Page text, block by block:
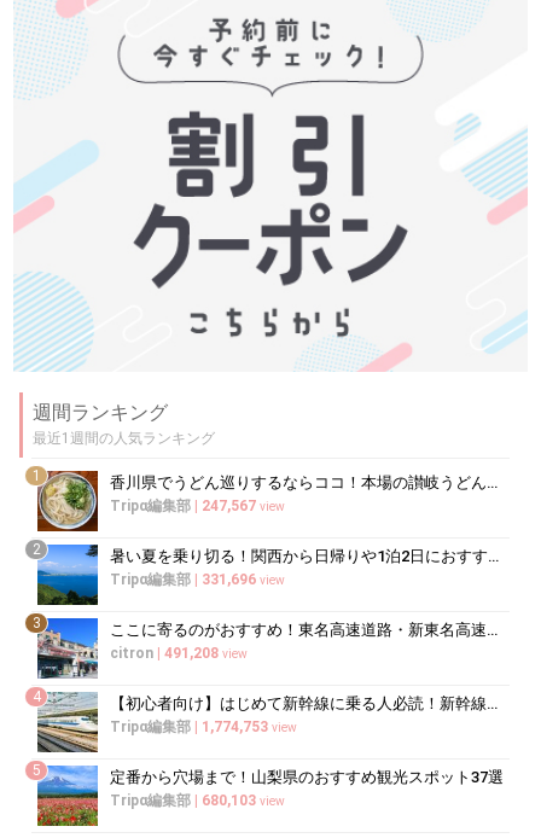
週間ランキング
最近1週間の人気ランキング
1 香川県でうどん巡りするならココ！本場の讃岐うどんの名店
Tripα編集部 | 247,567 view
2 暑い夏を乗り切る！関西から日帰りや1泊2日におすすめの避暑地10選
Tripα編集部 | 331,696 view
3 ここに寄るのがおすすめ！東名高速道路・新東名高速道路の充実のSA・PA10選
citron | 491,208 view
4 【初心者向け】はじめて新幹線に乗る人必読！新幹線の乗り方をイチから徹底解説
Tripα編集部 | 1,774,753 view
5 定番から穴場まで！山梨県のおすすめ観光スポット37選
Tripα編集部 | 680,103 view